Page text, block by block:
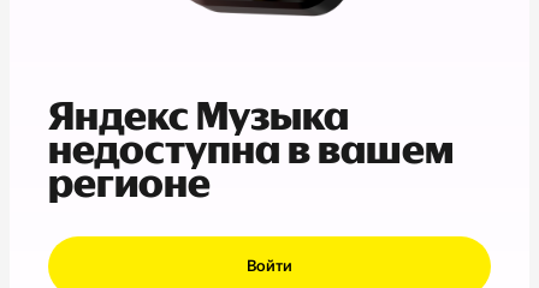
Яндекс Музыка
недоступна в вашем
регионе
Войти